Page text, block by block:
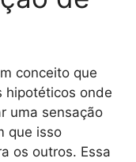
conceito que
hipotéticos onde
uma sensação
que isso
os outros. Essa